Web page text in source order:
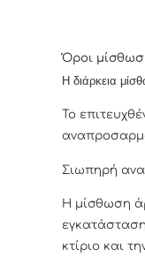
Όροι
Η διάρκεια
Το
Σιωπηρή
Η μίσθωση
κτίριο και